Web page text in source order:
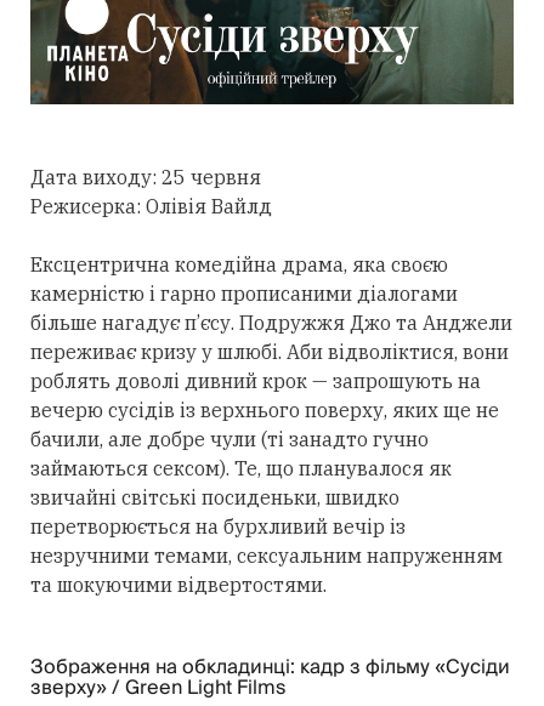
Дата виходу: 25 червня
Режисерка: Олівія Вайлд
Ексцентрична комедійна драма, яка своєю
камерністю і гарно прописаними діалогами
більше нагадує п’єcу. Подружжя Джо та Анджели
переживає кризу у шлюбі. Аби відволіктися, вони
роблять доволі дивний крок — запрошують на
вечерю сусідів із верхнього поверху, яких ще не
бачили, але добре чули (ті занадто гучно
займаються сексом). Те, що планувалося як
звичайні світські посиденьки, швидко
перетворюється на бурхливий вечір із
незручними темами, сексуальним напруженням
та шокуючими відвертостями.
Зображення на обкладинці: кадр з фільму «Сусіди
зверху» / Green Light Films